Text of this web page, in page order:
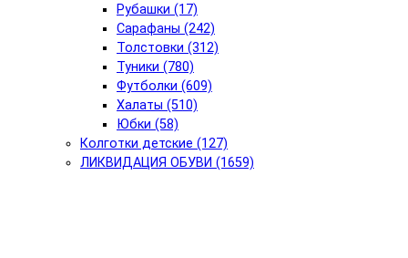
Рубашки (17)
Сарафаны (242)
Толстовки (312)
Туники (780)
Футболки (609)
Халаты (510)
Юбки (58)
Колготки детские (127)
ЛИКВИДАЦИЯ ОБУВИ (1659)